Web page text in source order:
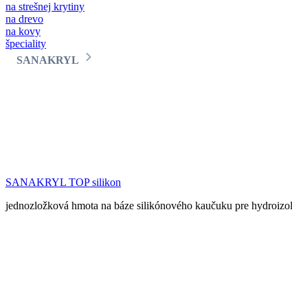
na strešnej krytiny
na drevo
na kovy
špeciality
SANAKRYL
SANAKRYL TOP silikon
jednozložková hmota na báze silikónového kaučuku pre